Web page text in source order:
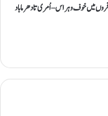
میں خوف و ہراس – اُمری تا دھرما باد